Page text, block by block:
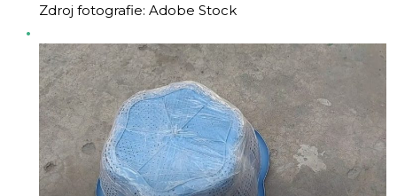
Zdroj fotografie: Adobe Stock